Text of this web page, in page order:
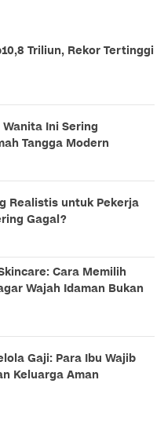
Triliun, Rekor Tertinggi
Ini Sering
Tangga Modern
Realistis untuk Pekerja
Gagal?
Cara Memilih
Wajah Idaman Bukan
Gaji: Para Ibu Wajib
Keluarga Aman